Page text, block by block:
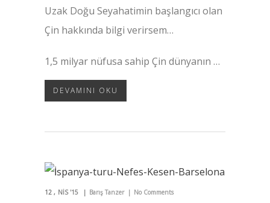
Uzak Doğu Seyahatimin başlangıcı olan
Çin hakkında bilgi verirsem…
1,5 milyar nüfusa sahip Çin dünyanın …
DEVAMINI OKU
12 NIS '15 Barış Tanzer No Comments